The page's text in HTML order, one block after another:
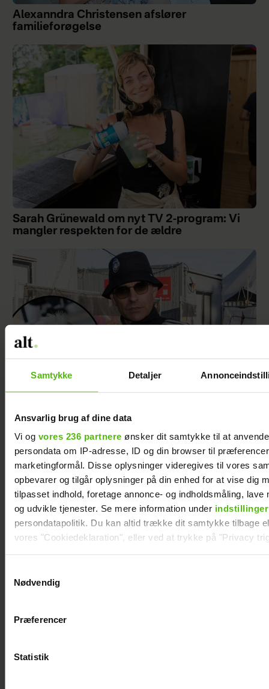
Samtykke Detaljer
Ansvarlig brug af dine data
Vi og vores 236 partnere ønsker dit samtykke til at
persondata om IP-adresse, ID og din browser til
marketingformål. Disse oplysninger videregives til vores
opbevarer og tilgår oplysninger på din enhed for at vise dig
tilpasset indhold, foretage annonce- og indholdsmåling, lave
og udvikle tjenester. Se mere information under indstillinger
persondatapolitik. Du kan altid trække dit samtykke tilbage
vores "Cookiedeklaration", eller ved at trykke på "Privacy
Vi anvender egne cookies og cookies fra tredjeparter til at
generere statistik og huske dine præferencer samt til brug
Nødvendig
Præferencer
Statistik
Alexanndra Christensen afslører
familieforøgelse
Sarah Grünewald om nyt TV 2-program: Vi
mangler respekten for de ældre
Se videoen: Simon Kvamm overrasker med
særlig gæst på scenen